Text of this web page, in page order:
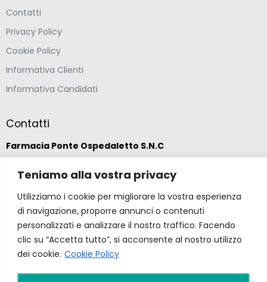
Teniamo alla vostra privacy
Utilizziamo i cookie per migliorare la vostra esperienza
di navigazione, proporre annunci o contenuti
personalizzati e analizzare il nostro traffico. Facendo
clic su “Accetta tutto”, si acconsente al nostro utilizzo
dei cookie. Cookie Policy
Contatti
Privacy Policy
Cookie Policy
Informativa Clienti
Informativa Candidati
Contatti
Farmacia Ponte Ospedaletto S.N.C
Via della Solidarietà 2,
47020 Longiano, Forlì-Cesena
(39) 0547 57265
farmacia@ponteospedaletto.it